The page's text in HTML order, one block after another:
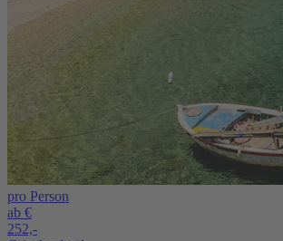
pro Person
ab €
252,-